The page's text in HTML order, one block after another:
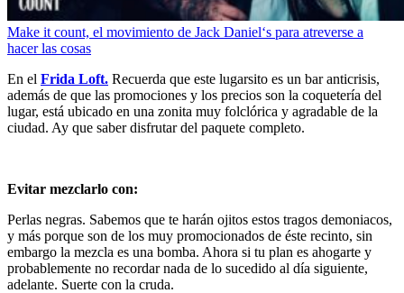
Make it count, el movimiento de Jack Daniel‘s para atreverse a
hacer las cosas
En el Frida Loft. Recuerda que este lugarsito es un bar anticrisis,
además de que las promociones y los precios son la coquetería del
lugar, está ubicado en una zonita muy folclórica y agradable de la
ciudad. Ay que saber disfrutar del paquete completo.
Evitar mezclarlo con:
Perlas negras. Sabemos que te harán ojitos estos tragos demoniacos,
y más porque son de los muy promocionados de éste recinto, sin
embargo la mezcla es una bomba. Ahora si tu plan es ahogarte y
probablemente no recordar nada de lo sucedido al día siguiente,
adelante. Suerte con la cruda.